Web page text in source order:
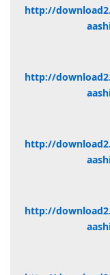
http://
http://
http://
http://